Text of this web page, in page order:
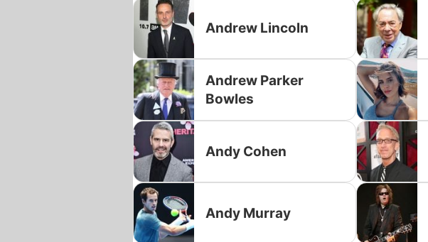
Andrew Lincoln
Andrew Parker
Bowles
Andy Cohen
Andy Murray